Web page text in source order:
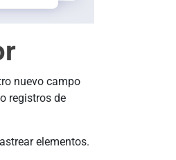
nuevo campo
registros de
elementos.